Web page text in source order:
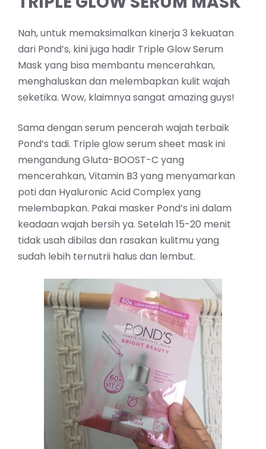
Nah, untuk memaksimalkan kinerja 3 kekuatan
dari Pond’s, kini juga hadir Triple Glow Serum
Mask yang bisa membantu mencerahkan,
menghaluskan dan melembapkan kulit wajah
seketika. Wow, klaimnya sangat amazing guys!
Sama dengan serum pencerah wajah terbaik
Pond’s tadi. Triple glow serum sheet mask ini
mengandung Gluta-BOOST-C yang
mencerahkan, Vitamin B3 yang menyamarkan
poti dan Hyaluronic Acid Complex yang
melembapkan. Pakai masker Pond’s ini dalam
keadaan wajah bersih ya. Setelah 15-20 menit
tidak usah dibilas dan rasakan kulitmu yang
sudah lebih ternutrii halus dan lembut.